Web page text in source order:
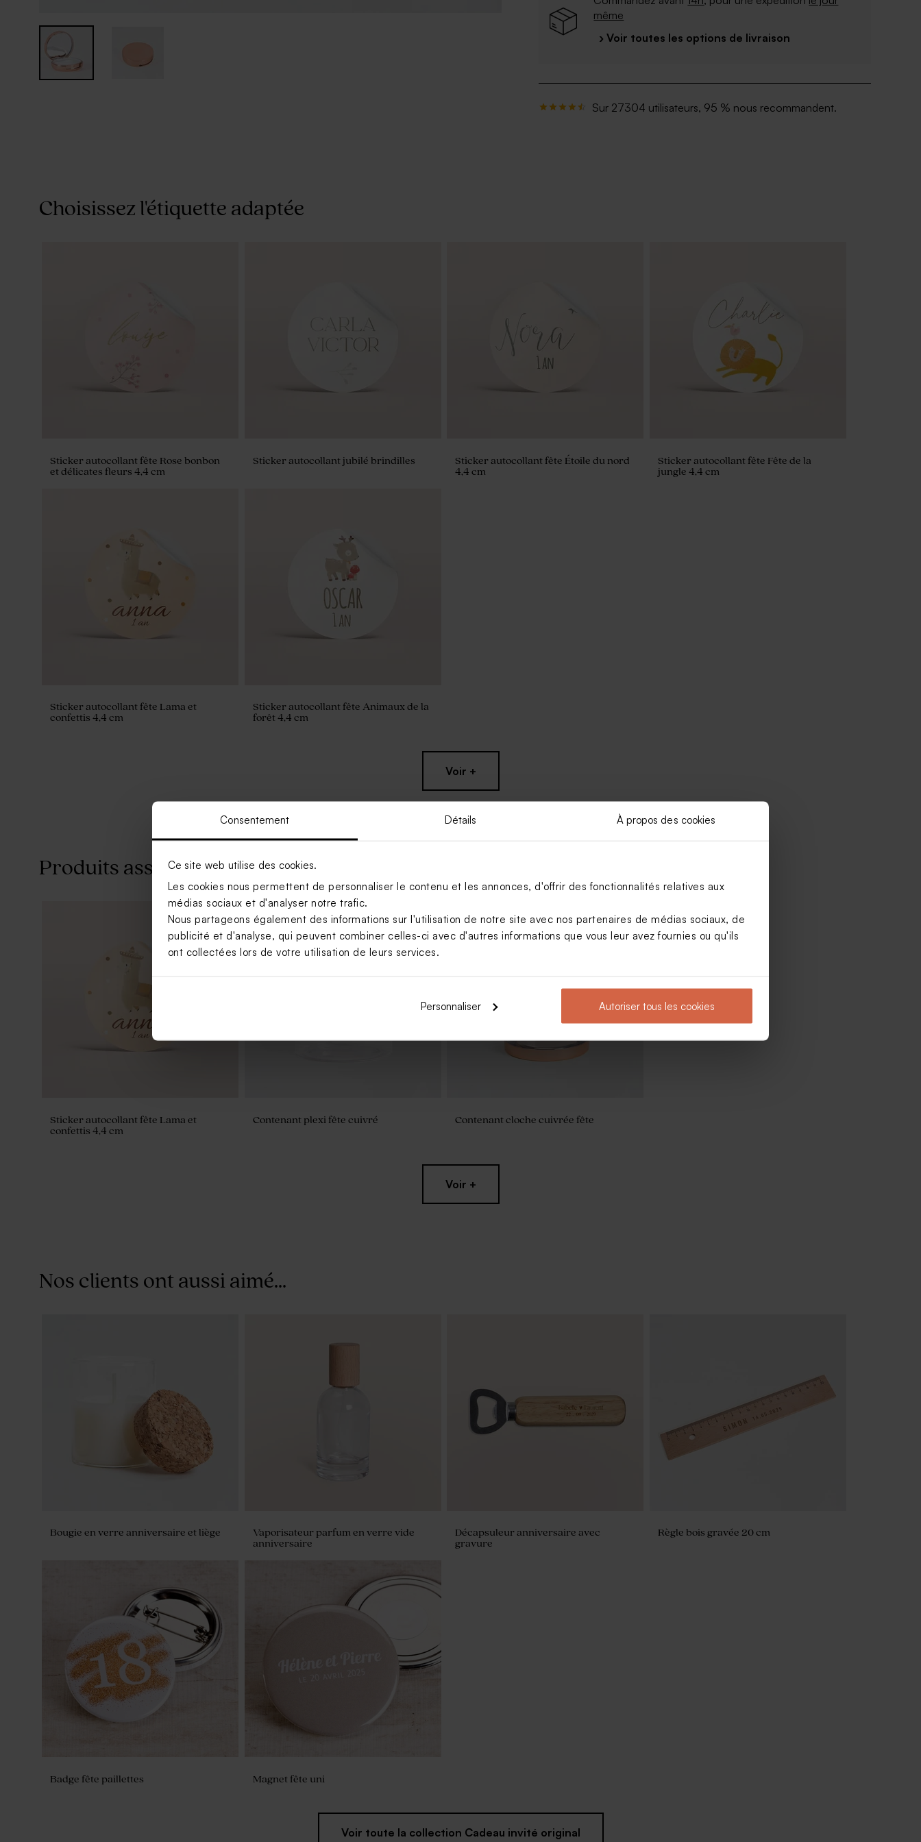
Consentement Détails À propos des cookies
Ce site web utilise des cookies.
Les cookies nous permettent de personnaliser le contenu et les annonces, d'offrir des fonctionnalités relatives aux
médias sociaux et d'analyser notre trafic.
Nous partageons également des informations sur l'utilisation de notre site avec nos partenaires de médias sociaux, de
publicité et d'analyse, qui peuvent combiner celles-ci avec d'autres informations que vous leur avez fournies ou qu'ils
ont collectées lors de votre utilisation de leurs services.
Personnaliser Autoriser tous les cookies
même
› Voir toutes les options de livraison
Sur 27304 utilisateurs, 95 % nous recommandent.
Choisissez l'étiquette adaptée
Sticker autocollant fête Rose bonbon
et délicates fleurs 4,4 cm
Sticker autocollant jubilé brindilles
Sticker autocollant fête Étoile du nord
4,4 cm
Sticker autocollant fête Fête de la
jungle 4,4 cm
Sticker autocollant fête Lama et
confettis 4,4 cm
Sticker autocollant fête Animaux de la
forêt 4,4 cm
Sticker autocollant fête Dinosaure et
Voir +
Produits associés
Sticker autocollant fête Lama et
confettis 4,4 cm
Contenant plexi fête cuivré Contenant cloche cuivrée fête
Voir +
Nos clients ont aussi aimé...
Bougie en verre anniversaire et liège
Vaporisateur parfum en verre vide
anniversaire
Décapsuleur anniversaire avec
gravure
Règle bois gravée 20 cm
Badge fête paillettes Magnet fête uni
Voir toute la collection Cadeau invité original